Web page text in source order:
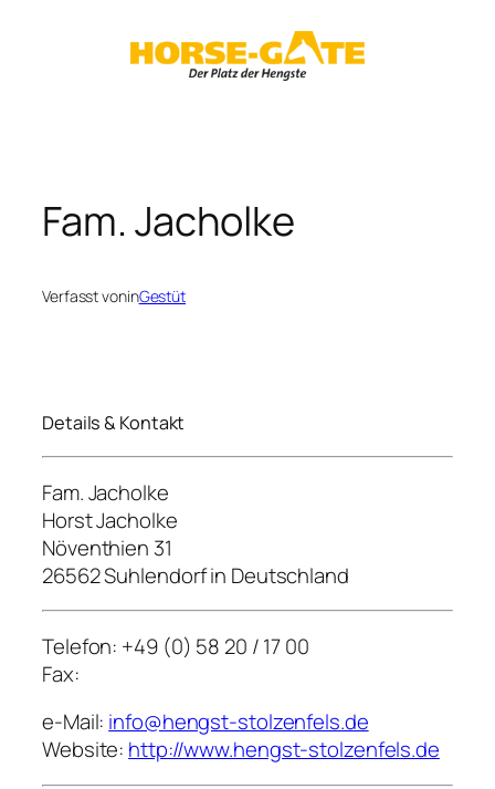
Fam. Jacholke
Verfasst voninGestüt
Details & Kontakt
Fam. Jacholke
Horst Jacholke
Növenthien 31
26562 Suhlendorf in Deutschland
Telefon: +49 (0) 58 20 / 17 00
Fax:
e-Mail: info@hengst-stolzenfels.de
Website: http://www.hengst-stolzenfels.de